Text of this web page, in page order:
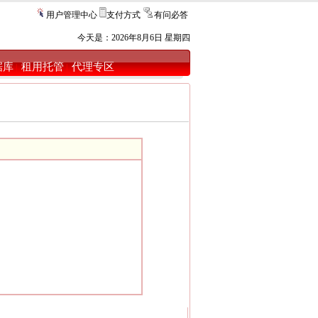
用户管理中心 支付方式 有问必答
今天是： 2026年8月6日 星期四
库|租用托管|代理专区